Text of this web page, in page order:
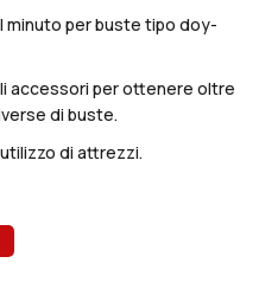
minuto per buste tipo doy-
accessori per ottenere oltre
di buste.
di attrezzi.